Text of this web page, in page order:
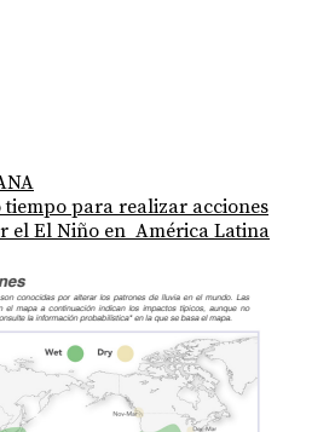
tiempo para realizar acciones
el El Niño en América Latina